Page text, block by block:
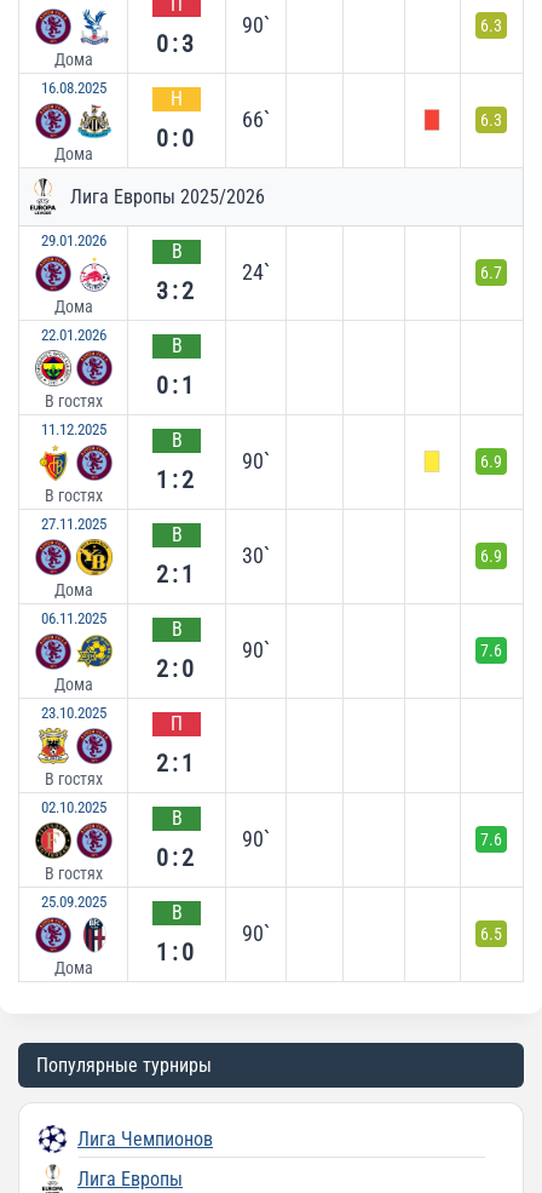
Дома
0:3
90` 6.3
16.08.2025
Дома
Н
0:0
66` 6.3
Лига Европы 2025/2026
29.01.2026
Дома
В
3:2
24` 6.7
22.01.2026
В гостях
В
0:1
11.12.2025
В гостях
В
1:2
90` 6.9
27.11.2025
Дома
В
2:1
30` 6.9
06.11.2025
Дома
В
2:0
90` 7.6
23.10.2025
В гостях
П
2:1
02.10.2025
В гостях
В
0:2
90` 7.6
25.09.2025
Дома
В
1:0
90` 6.5
Популярные турниры
Лига Чемпионов
Лига Европы